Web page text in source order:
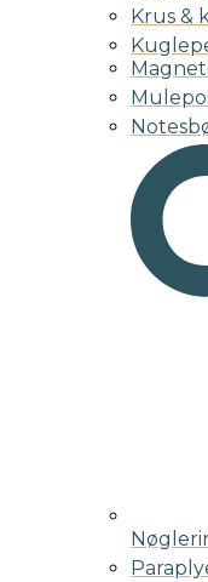
Krus &